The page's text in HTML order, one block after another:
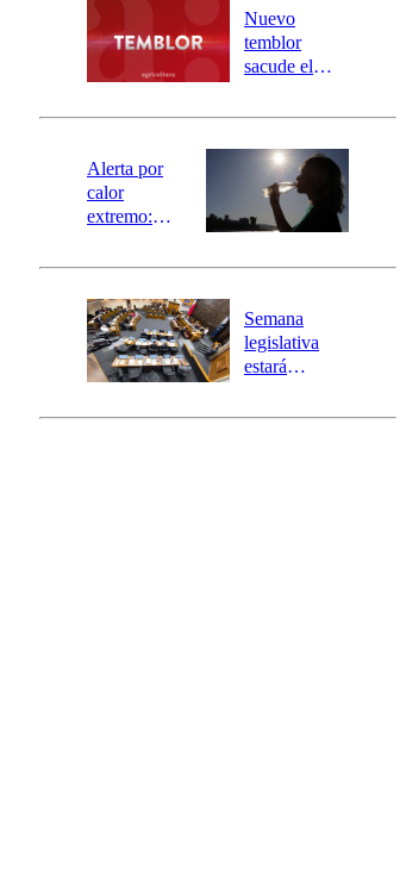
río Damas:
activa
mensajería
SAE
Nuevo
temblor
sacude el
revisa la
epicentro
Alerta por
calor
extremo:
activa Alerta
Preventiva en
tres comunas
Semana
legislativa
estará
el fin de la